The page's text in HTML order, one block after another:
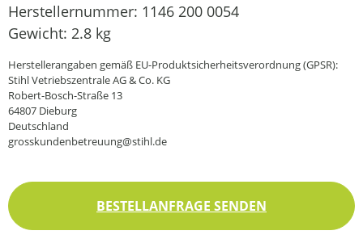
Herstellernummer: 1146 200 0054
Gewicht: 2.8 kg
Herstellerangaben gemäß EU-Produktsicherheitsverordnung (GPSR):
Stihl Vetriebszentrale AG & Co. KG
Robert-Bosch-Straße 13
64807 Dieburg
Deutschland
grosskundenbetreuung@stihl.de
BESTELLANFRAGE SENDEN